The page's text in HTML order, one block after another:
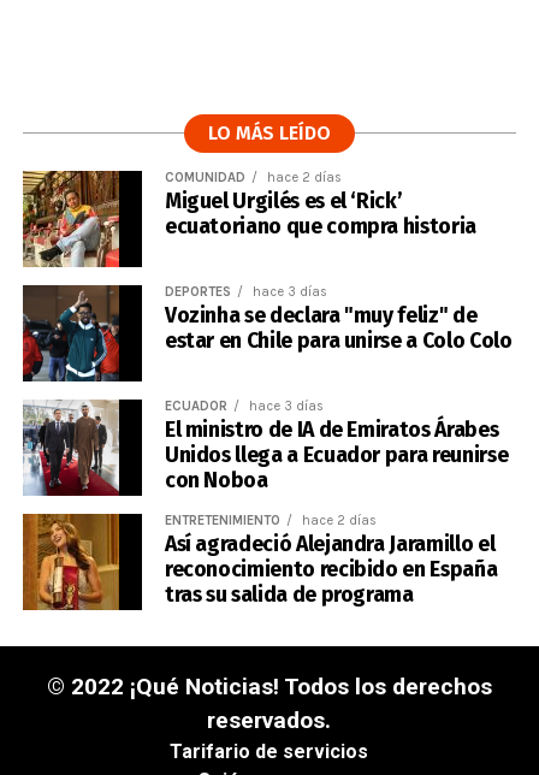
LO MÁS LEÍDO
COMUNIDAD hace 2 días
Miguel Urgilés es el ‘Rick’
ecuatoriano que compra historia
DEPORTES hace 3 días
Vozinha se declara "muy feliz" de
estar en Chile para unirse a Colo Colo
ECUADOR hace 3 días
El ministro de IA de Emiratos Árabes
Unidos llega a Ecuador para reunirse
con Noboa
ENTRETENIMIENTO hace 2 días
Así agradeció Alejandra Jaramillo el
reconocimiento recibido en España
tras su salida de programa
© 2022 ¡Qué Noticias! Todos los derechos
reservados.
Tarifario de servicios